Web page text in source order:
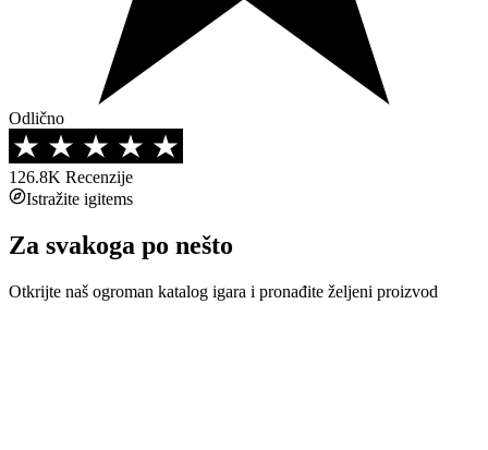
Odlično
126.8K Recenzije
Istražite igitems
Za svakoga po nešto
Otkrijte naš ogroman katalog igara i pronađite željeni proizvod